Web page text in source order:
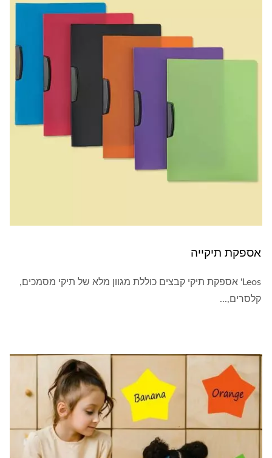
אספקת תיקייה
Leos' אספקת תיקי קבצים כוללת מגוון מלא של תיקי מסמכים,
קלסרים,...